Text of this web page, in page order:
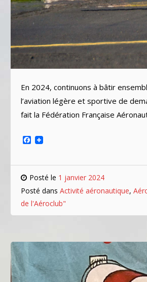
En 2024, continuons à bâtir
l’aviation légère et sportive de
fait la Fédération Française
Facebook
Posté le 1 janvier 2024
Posté dans Activité aéronautique,
de l'Aéroclub"